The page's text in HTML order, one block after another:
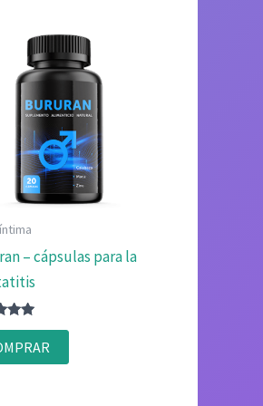
– cápsulas para la